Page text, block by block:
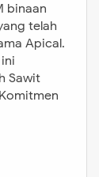
binaan
telah
Apical.
Sawit